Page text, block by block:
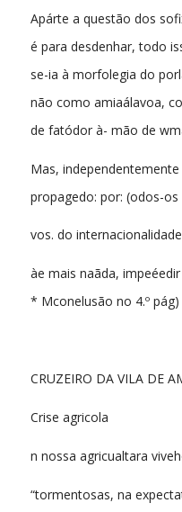
Apárte a questão dos
é para desdenhar, todo
se-ia à morfolegia do
não como amiaálavoa,
de fatódor à- mão de
Mas,
propagedo: por: (odos-os
vos. do
àe mais naãda,
* Mconelusão no 4.º pág)
CRUZEIRO DA VILA DE
Crise agricola
n nossa agricualtara
“tormentosas, na